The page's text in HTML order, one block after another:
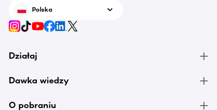
Polska
Działaj
Dawka wiedzy
O pobraniu